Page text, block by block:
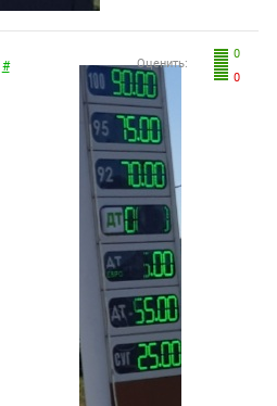
0
0
Оценить:
#